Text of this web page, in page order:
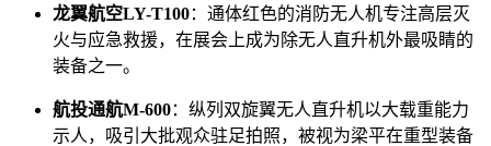
龙翼航空LY-T100：通体红色的消防无人机专注高层灭
火与应急救援，在展会上成为除无人直升机外最吸睛的
装备之一。
航投通航M-600：纵列双旋翼无人直升机以大载重能力
示人，吸引大批观众驻足拍照，被视为梁平在重型装备